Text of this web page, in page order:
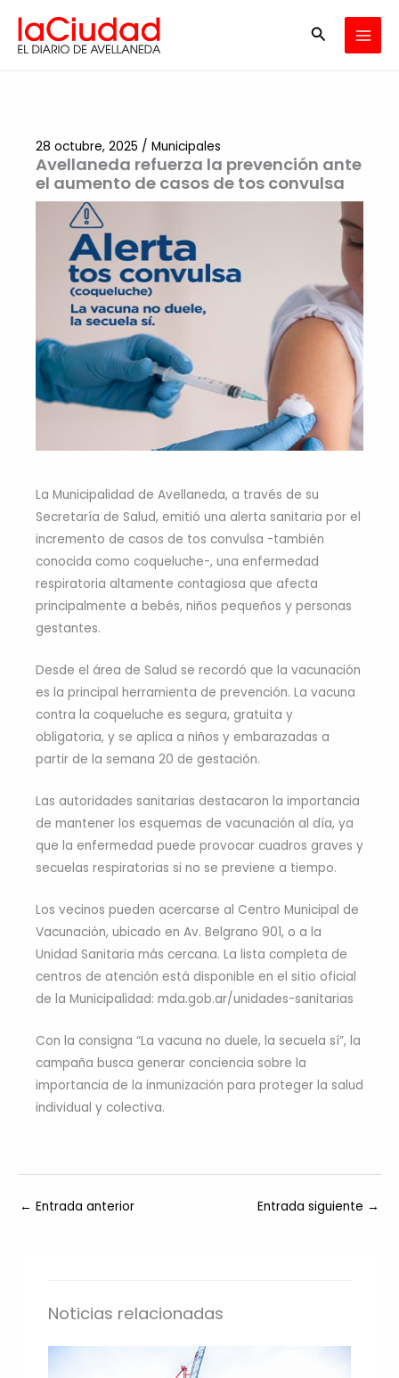
contenido
Buscar
Avellaneda refuerza la prevención ante
el aumento de casos de tos convulsa
28 octubre, 2025 / Municipales
La Municipalidad de Avellaneda, a través de su
Secretaría de Salud, emitió una alerta sanitaria por el
incremento de casos de tos convulsa -también
conocida como coqueluche-, una enfermedad
respiratoria altamente contagiosa que afecta
principalmente a bebés, niños pequeños y personas
gestantes.
Desde el área de Salud se recordó que la vacunación
es la principal herramienta de prevención. La vacuna
contra la coqueluche es segura, gratuita y
obligatoria, y se aplica a niños y embarazadas a
partir de la semana 20 de gestación.
Las autoridades sanitarias destacaron la importancia
de mantener los esquemas de vacunación al día, ya
que la enfermedad puede provocar cuadros graves y
secuelas respiratorias si no se previene a tiempo.
Los vecinos pueden acercarse al Centro Municipal de
Vacunación, ubicado en Av. Belgrano 901, o a la
Unidad Sanitaria más cercana. La lista completa de
centros de atención está disponible en el sitio oficial
de la Municipalidad: mda.gob.ar/unidades-sanitarias
Con la consigna “La vacuna no duele, la secuela sí”, la
campaña busca generar conciencia sobre la
importancia de la inmunización para proteger la salud
individual y colectiva.
← Entrada anterior Entrada siguiente →
Noticias relacionadas